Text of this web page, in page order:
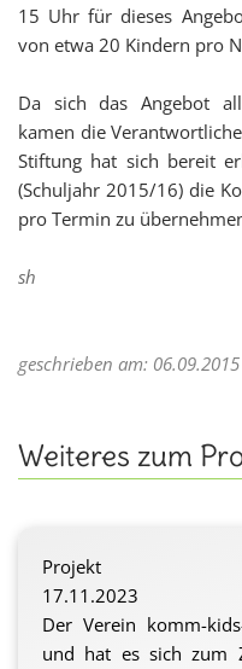
15 Uhr für dieses
von etwa 20 Kindern pro
Da sich das Angebot
kamen die
Stiftung hat sich bereit
(Schuljahr 2015/16) die
pro Termin zu
sh
geschrieben am: 06.09.2015
Weiteres zum
Projekt
17.11.2023
Der Verein komm-
und hat es sich zum